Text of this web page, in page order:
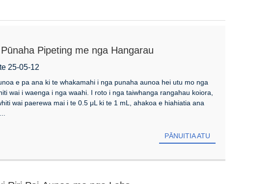
Pipeting me nga Hangarau
25-05-12
e pa ana ki te whakamahi i nga punaha aunoa hei utu mo nga
wai i waenga i nga waahi. I roto i nga taiwhanga rangahau koiora,
wai paerewa mai i te 0.5 μL ki te 1 mL, ahakoa e hiahiatia ana
PĀNUITIA ATU